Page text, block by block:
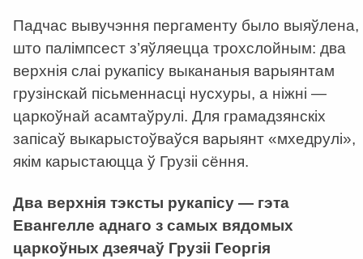
Падчас вывучэння пергаменту было выяўлена,
што палімпсест з’яўляецца трохслойным: два
верхнія слаі рукапісу выкананыя варыянтам
грузінскай пісьменнасці нусхуры, а ніжні —
царкоўнай асамтаўрулі. Для грамадзянскіх
запісаў выкарыстоўваўся варыянт «мхедрулі»,
якім карыстаюцца ў Грузіі сёння.
Два верхнія тэксты рукапісу — гэта
Евангелле аднаго з самых вядомых
царкоўных дзеячаў Грузіі Георгія